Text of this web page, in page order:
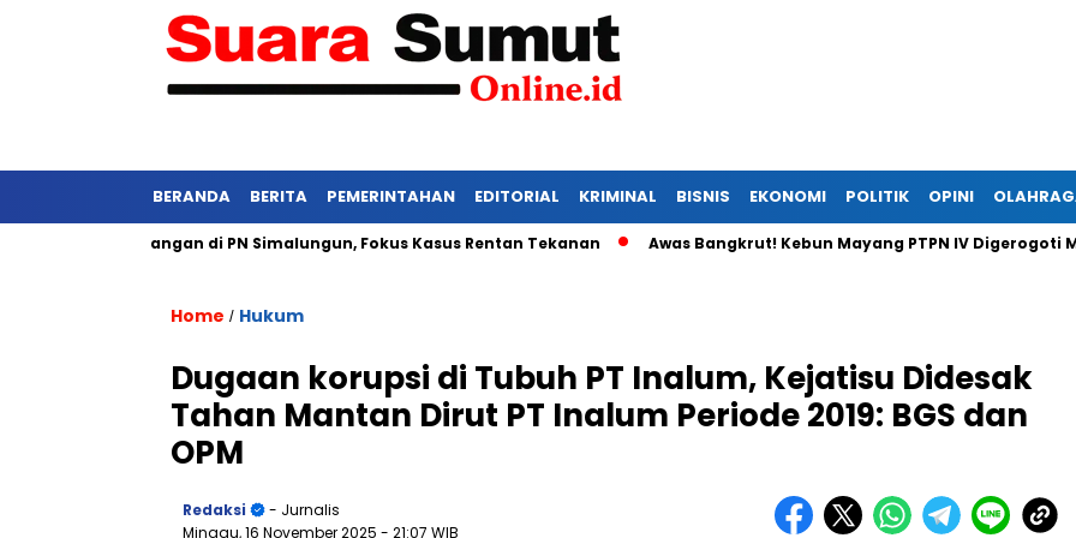
BERANDA BERITA PEMERINTAHAN EDITORIAL KRIMINAL BISNIS EKONOMI POLITIK OPINI
Persidangan di PN Simalungun, Fokus Kasus Rentan Tekanan Awas Bangkrut! Kebun Mayang PTPN IV Digerogoti
Home / Hukum
Dugaan korupsi di Tubuh PT Inalum, Kejatisu Didesak
Tahan Mantan Dirut PT Inalum Periode 2019: BGS dan
OPM
Redaksi
- Jurnalis
Minggu, 16 November 2025 - 21:07 WIB